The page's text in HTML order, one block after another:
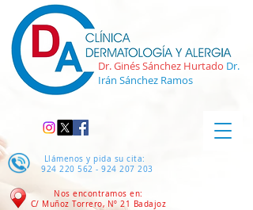
Llámenos y pida su cita:
924 220 562 - 924 207 203
Dr. Ginés Sánchez Hurtado Dr.
Irán Sánchez Ramos
Nos encontramos en:
C/ Muñoz Torrero, Nº 21 Badajoz